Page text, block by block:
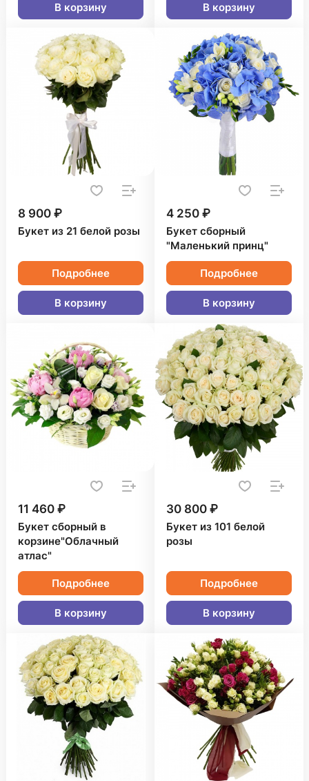
В корзину В корзину
8 900 ₽
Букет из 21 белой розы
Подробнее
В корзину
4 250 ₽
Букет сборный
"Маленький принц"
Подробнее
В корзину
11 460 ₽
Букет сборный в
корзине"Облачный
атлас"
Подробнее
В корзину
30 800 ₽
Букет из 101 белой
розы
Подробнее
В корзину